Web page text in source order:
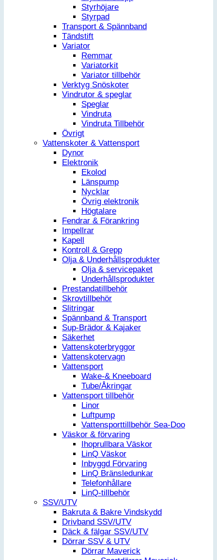
Styrhöjare
Styrpad
Transport & Spännband
Tändstift
Variator
Remmar
Variatorkit
Variator tillbehör
Verktyg Snöskoter
Vindrutor & speglar
Speglar
Vindruta
Vindruta Tillbehör
Övrigt
Vattenskoter & Vattensport
Dynor
Elektronik
Ekolod
Länspump
Nycklar
Övrig elektronik
Högtalare
Fendrar & Förankring
Impellrar
Kapell
Kontroll & Grepp
Olja & Underhållsprodukter
Olja & servicepaket
Underhållsprodukter
Prestandatillbehör
Skrovtillbehör
Slitringar
Spännband & Transport
Sup-Brädor & Kajaker
Säkerhet
Vattenskoterbryggor
Vattenskotervagn
Vattensport
Wake-& Kneeboard
Tube/Åkringar
Vattensport tillbehör
Linor
Luftpump
Vattensporttillbehör Sea-Doo
Väskor & förvaring
Ihoprullbara Väskor
LinQ Väskor
Inbyggd Förvaring
LinQ Bränsledunkar
Telefonhållare
LinQ-tillbehör
SSV/UTV
Bakruta & Bakre Vindskydd
Drivband SSV/UTV
Däck & fälgar SSV/UTV
Dörrar SSV & UTV
Dörrar Maverick